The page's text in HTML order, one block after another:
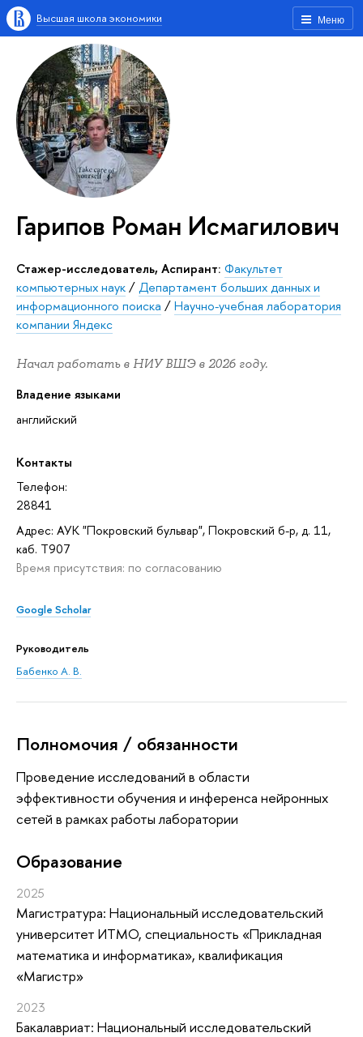
Меню
Высшая школа экономики
Гарипов Роман Исмагилович
Стажер-исследователь, Аспирант: Факультет
компьютерных наук/Департамент больших данных и
информационного поиска /Научно-учебная лаборатория
компании Яндекс
Начал работать в НИУ ВШЭ в 2026 году.
Владение языками
английский
Контакты
Телефон:
28841
Адрес: АУК "Покровский бульвар", Покровский б-р, д. 11,
каб. T907
Время присутствия: по согласованию
Google Scholar
Руководитель
Бабенко А. В.
Полномочия / обязанности
Проведение исследований в области
эффективности обучения и инференса нейронных
сетей в рамках работы лаборатории
Oбразование
2025
Магистратура: Национальный исследовательский
университет ИТМО, специальность «Прикладная
математика и информатика», квалификация
«Магистр»
2023
Бакалавриат: Национальный исследовательский